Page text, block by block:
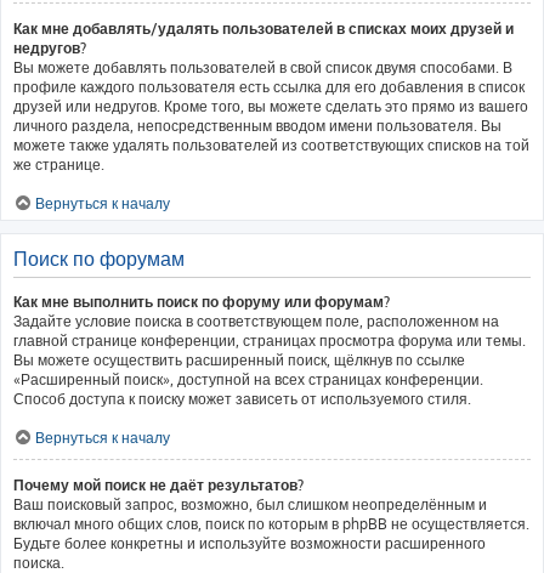
Как мне добавлять/удалять пользователей в списках моих друзей и
недругов?
Вы можете добавлять пользователей в свой список двумя способами. В
профиле каждого пользователя есть ссылка для его добавления в список
друзей или недругов. Кроме того, вы можете сделать это прямо из вашего
личного раздела, непосредственным вводом имени пользователя. Вы
можете также удалять пользователей из соответствующих списков на той
же странице.
Вернуться к началу
Поиск по форумам
Как мне выполнить поиск по форуму или форумам?
Задайте условие поиска в соответствующем поле, расположенном на
главной странице конференции, страницах просмотра форума или темы.
Вы можете осуществить расширенный поиск, щёлкнув по ссылке
«Расширенный поиск», доступной на всех страницах конференции.
Способ доступа к поиску может зависеть от используемого стиля.
Вернуться к началу
Почему мой поиск не даёт результатов?
Ваш поисковый запрос, возможно, был слишком неопределённым и
включал много общих слов, поиск по которым в phpBB не осуществляется.
Будьте более конкретны и используйте возможности расширенного
поиска.